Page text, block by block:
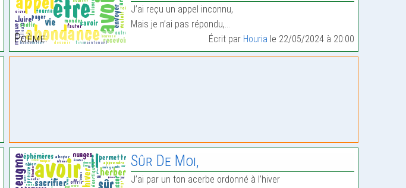
Poème:
J’ai reçu un appel inconnu,
Mais je n’ai pas répondu,…
Écrit par Houria le 22/05/2024 à 20:00
Sûr De Moi,
J’ai par un ton acerbe ordonné à l’hiver